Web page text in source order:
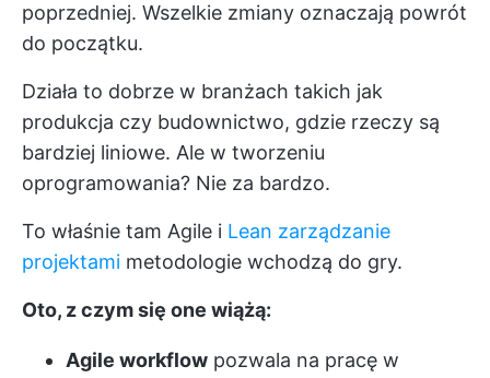
poprzedniej. Wszelkie zmiany oznaczają powrót
do początku.
Działa to dobrze w branżach takich jak
produkcja czy budownictwo, gdzie rzeczy są
bardziej liniowe. Ale w tworzeniu
oprogramowania? Nie za bardzo.
To właśnie tam Agile i Lean zarządzanie
projektami metodologie wchodzą do gry.
Oto, z czym się one wiążą:
Agile workflow pozwala na pracę w